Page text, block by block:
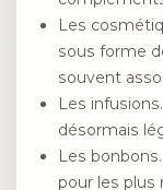
Les
sous forme
souvent
Les
désormais
Les
pour les